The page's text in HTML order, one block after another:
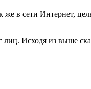
в сети Интернет,
лиц. Исходя из выше